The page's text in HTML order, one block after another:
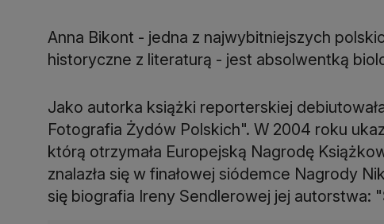
Anna Bikont - jedna z najwybitniejszych
historyczne z literaturą - jest absolwentką
Jako autorka książki reporterskiej
Fotografia Żydów Polskich". W 2004 roku
którą otrzymała Europejską Nagrodę
znalazła się w finałowej siódemce Nagrody
się biografia Ireny Sendlerowej jej autorstwa: